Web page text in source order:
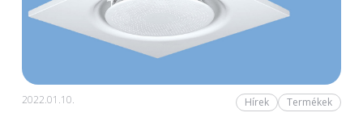
2022.01.10. Hírek Termékek